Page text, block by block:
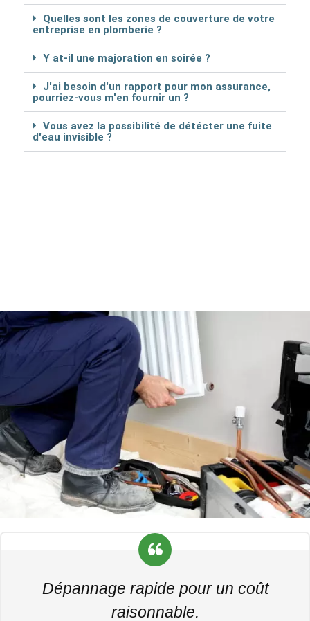
Quelles sont les zones de couverture de votre
entreprise en plomberie ?
Y at-il une majoration en soirée ?
J'ai besoin d'un rapport pour mon assurance,
pourriez-vous m'en fournir un ?
Vous avez la possibilité de détécter une fuite
d'eau invisible ?
Dépannage rapide pour un coût
raisonnable.